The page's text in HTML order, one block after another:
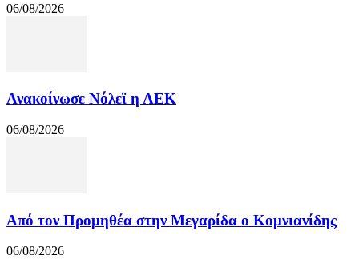
06/08/2026
Ανακοίνωσε Νόλεϊ η ΑΕΚ
06/08/2026
Από τον Προμηθέα στην Μεγαρίδα ο Κομνιανίδης
06/08/2026